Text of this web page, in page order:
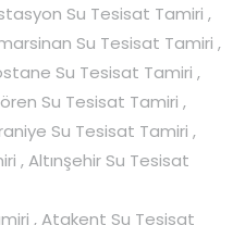
Su Tesisat Tamiri ,
Su Tesisat Tamiri ,
Su Tesisat Tamiri ,
Su Tesisat Tamiri ,
Su Tesisat Tamiri ,
, Altınşehir Su Tesisat
, Atakent Su Tesisat